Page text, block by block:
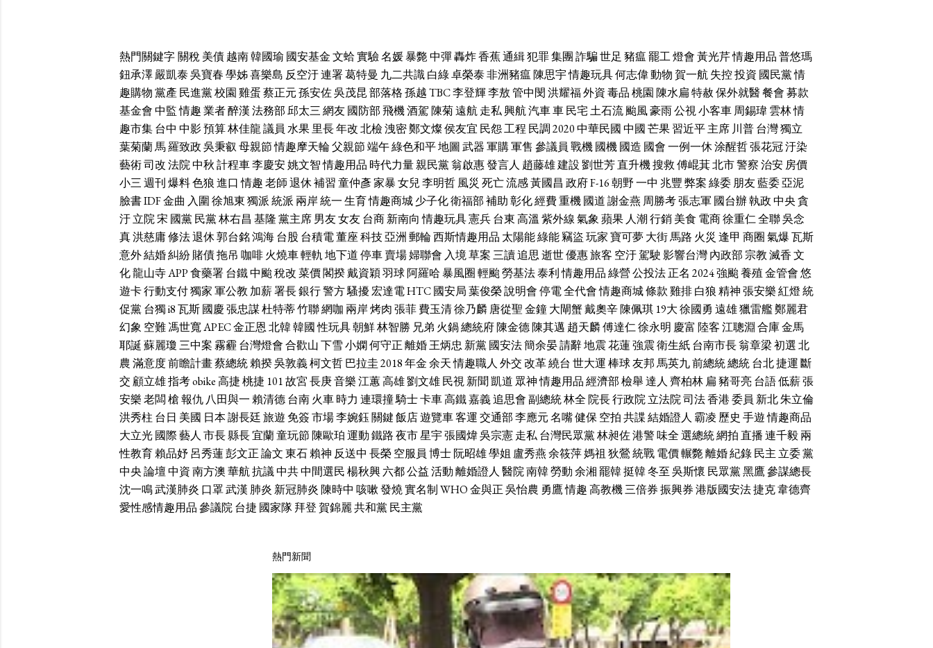
熱門關鍵字關稅美債越南韓國瑜 國安基金文蛤實驗名媛暴斃中彈轟炸香蕉通緝犯罪集團詐騙世足 豬瘟罷工燈會黃光芹情趣用品普悠瑪
鈕承澤嚴凱泰吳寶春學姊喜樂島 反空汙連署葛特曼 九二共識白綠卓榮泰非洲豬瘟陳思宇情趣玩具何志偉動物賀一航失控投資 國民黨情
趣購物黨產 民進黨校園雞蛋蔡正元孫安佐吳茂昆部落格孫越TBC李登輝李敖管中閔洪耀福外資毒品桃園陳水扁特赦保外就醫餐會募款
基金會中監情趣業者醉漢法務部邱太三網友國防部飛機酒駕陳菊遠航走私興航汽車車民宅土石流颱風豪雨公視小客車周錫瑋雲林情
趣市集台中 中影預算林佳龍議員 水果里長年改北檢洩密鄭文燦侯友宜 民怨工程 民調2020中華民國中國芒果習近平主席 川普台灣獨立
葉菊蘭馬羅致政吳秉叡母親節情趣摩天輪父親節端午綠色和平地圖武器軍購軍售 參議員 戰機國機國造 國會一例一休涂醒哲張花冠汙染
藝術司改法院中秋計程車李慶安姚文智情趣用品 時代力量親民黨翁啟惠發言人 趙藤雄建設劉世芳直升機搜救傅崐萁北市警察治安房價
小三週刊爆料色狼進口 情趣老師退休補習童仲彥家暴女兒李明哲風災 死亡流感黃國昌 政府F-16朝野一中 兆豐弊案綠委朋友藍委亞泥
臉書IDF金曲 入圍徐旭東獨派統派 兩岸統一生育情趣商城少子化衛福部補助彰化經費重機國道謝金燕 周勝考張志軍國台辦執政中央貪
汙立院宋 國黨民黨林右昌 基隆黨主席男友女友台商新南向 情趣玩具憲兵台東高溫 紫外線氣象蘋果 人潮行銷美食 電商徐重仁全聯吳念
真洪慈庸修法退休郭台銘鴻海台股 台積電董座科技亞洲 郵輪西斯情趣用品 太陽能綠能竊盜玩家寶可夢大街馬路 火災 逢甲 商圈氣爆瓦斯
意外結婚糾紛賭債拖吊 咖啡火燒車輕軌地下道停車賣場婦聯會 入境草案三讀追思逝世優惠旅客 空汙駕駛影響台灣內政部宗教滅香文
化龍山寺APP食藥署台鐵中颱稅改菜價閣揆戴資穎羽球阿羅哈暴風圈輕颱勞基法泰利情趣用品綠營公投法正名 2024強颱養殖金管會悠
遊卡行動支付獨家軍公教 加薪署長銀行警方騷擾宏達電HTC國安局葉俊榮說明會停電全代會情趣商城條款雞排白狼精神張安樂紅燈統
促黨台獨i8瓦斯國慶張忠謀杜特蒂竹聯網咖 兩岸烤肉張菲費玉清徐乃麟唐從聖金鐘大閘蟹戴奧辛陳佩琪 19大徐國勇 遠雄獵雷艦鄭麗君
幻象 空難馮世寬APEC金正恩北韓韓國性玩具朝鮮林智勝 兄弟 火鍋總統府陳金德陳其邁 趙天麟傅達仁徐永明 慶富 陸客江聰淵 合庫金馬
耶誕蘇麗瓊三中案霧霾 台灣燈會合歡山下雪小嫻何守正離婚王炳忠 新黨國安法簡余晏請辭地震花蓮強震衛生紙台南市長翁章梁初選北
農滿意度前瞻計畫蔡總統賴揆吳敦義柯文哲巴拉圭2018年金余天情趣職人 外交改革繞台 世大運棒球友邦馬英九前總統總統台北捷運 斷
交 顧立雄指考obike高捷桃捷 101故宮長庚音樂江蕙高雄劉文雄民視新聞 凱道 眾神情趣用品經濟部檢舉達人 齊柏林 扁豬哥亮台語低薪張
安樂老闆槍報仇 八田與一賴清德台南火車時力 連環撞騎士卡車高鐵嘉義追思會副總統林全 院長行政院立法院司法香港委員 新北朱立倫
洪秀柱 台日 美國 日本謝長廷旅遊 免簽市場李婉鈺關鍵飯店遊覽車客運交通部李應元名嘴健保空拍共諜結婚證人 霸凌 歷史 手遊情趣商品
大立光國際藝人 市長縣長宜蘭童玩節陳歐珀運動鐵路夜市星宇張國煒吳宗憲走私台灣民眾黨林昶佐港警味全選總統網拍直播連千毅兩
性教育賴品妤呂秀蓮彭文正論文東石賴神 反送中 長榮空服員 博士阮昭雄學姐 盧秀燕余筱萍媽祖 狄鶯統戰電價輾斃離婚紀錄民主 立委黨
中央論壇中資南方澳華航抗議中共中間選民楊秋興六都公益活動離婚證人 醫院南韓勞動余湘罷韓挺韓冬至吳斯懷 民眾黨黑鷹參謀總長
沈一鳴武漢肺炎 口罩武漢 肺炎 新冠肺炎陳時中 咳嗽發燒實名制WHO金與正吳怡農 勇鷹情趣高教機三倍券振興券港版國安法捷克韋德齊
愛性感情趣用品參議院台捷 國家隊拜登賀錦麗共和黨民主黨
熱門新聞